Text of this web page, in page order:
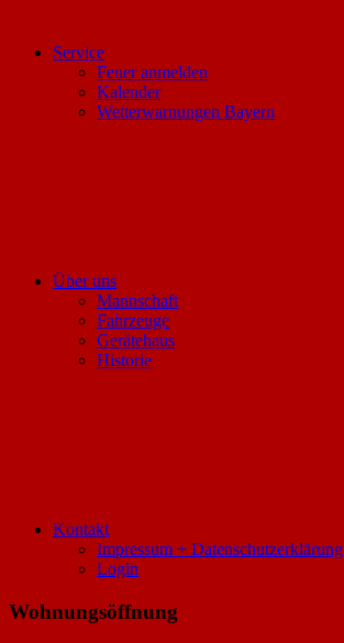
Service
Feuer anmelden
Kalender
Wetterwarnungen Bayern
Über uns
Mannschaft
Fahrzeuge
Gerätehaus
Historie
Kontakt
Impressum + Datenschutzerklärung
Login
Wohnungsöffnung